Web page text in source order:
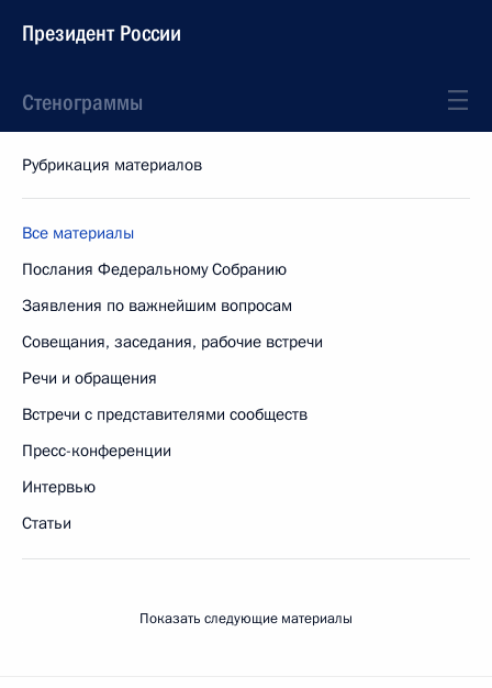
Президент России
Стенограммы
Рубрикация материалов
Все материалы
Послания Федеральному Собранию
Заявления по важнейшим вопросам
Совещания, заседания, рабочие встречи
Речи и обращения
Встречи с представителями сообществ
Пресс-конференции
Интервью
Статьи
Показать следующие материалы